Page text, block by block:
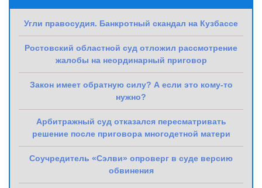
Угли правосудия. Банкротный скандал на Кузбассе
Ростовский областной суд отложил рассмотрение
жалобы на неординарный приговор
Закон имеет обратную силу? А если это кому-то
нужно?
Арбитражный суд отказался пересматривать
решение после приговора многодетной матери
Соучредитель «Сэлви» опроверг в суде версию
обвинения